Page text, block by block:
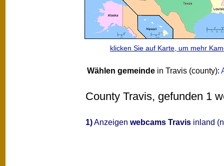
klicken Sie auf Karte, um mehr
Wählen gemeinde in Travis (county):
County Travis, gefunden 1
1)Anzeigen webcams Travis inland